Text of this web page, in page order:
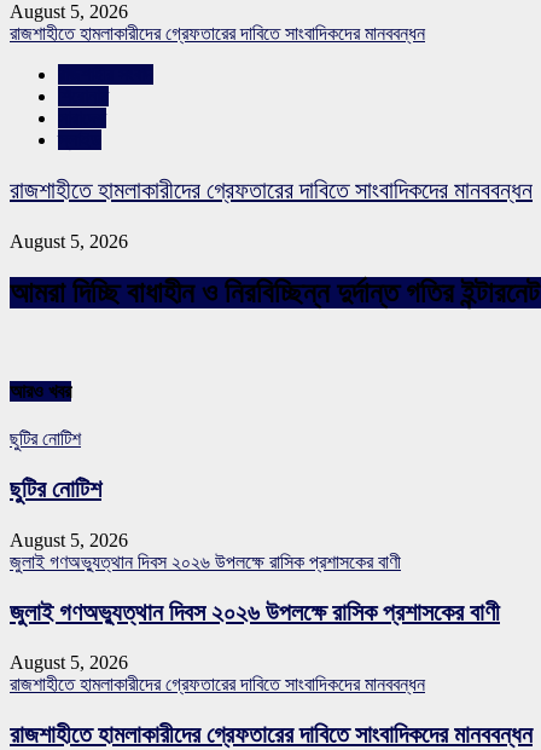
August 5, 2026
রাজশাহীতে হামলাকারীদের গ্রেফতারের দাবিতে সাংবাদিকদের মানববন্ধন
রাজশাহীতে হামলাকারীদের গ্রেফতারের দাবিতে সাংবাদিকদের মানববন্ধন
August 5, 2026
আমরা দিচ্ছি বাধাহীন ও নিরবিচ্ছিন্ন দুর্দান্ত গতির
আরও খবর
ছুটির নোটিশ
ছুটির নোটিশ
August 5, 2026
জুলাই গণঅভ্যুত্থান দিবস ২০২৬ উপলক্ষে রাসিক প্রশাসকের বাণী
জুলাই গণঅভ্যুত্থান দিবস ২০২৬ উপলক্ষে রাসিক প্রশাসকের বাণী
August 5, 2026
রাজশাহীতে হামলাকারীদের গ্রেফতারের দাবিতে সাংবাদিকদের মানববন্ধন
রাজশাহীতে হামলাকারীদের গ্রেফতারের দাবিতে সাংবাদিকদের মানববন্ধন